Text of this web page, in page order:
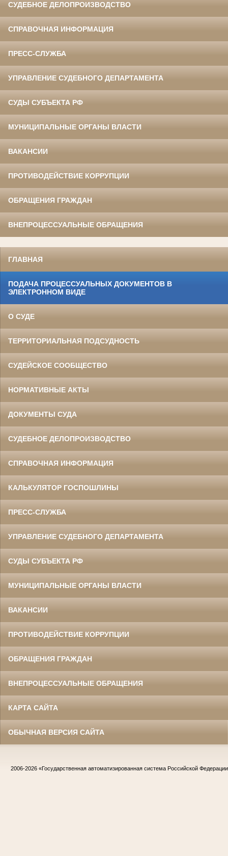
СУДЕБНОЕ ДЕЛОПРОИЗВОДСТВО
СПРАВОЧНАЯ ИНФОРМАЦИЯ
ПРЕСС-СЛУЖБА
УПРАВЛЕНИЕ СУДЕБНОГО ДЕПАРТАМЕНТА
СУДЫ СУБЪЕКТА РФ
МУНИЦИПАЛЬНЫЕ ОРГАНЫ ВЛАСТИ
ВАКАНСИИ
ПРОТИВОДЕЙСТВИЕ КОРРУПЦИИ
ОБРАЩЕНИЯ ГРАЖДАН
ВНЕПРОЦЕССУАЛЬНЫЕ ОБРАЩЕНИЯ
ГЛАВНАЯ
ПОДАЧА ПРОЦЕССУАЛЬНЫХ ДОКУМЕНТОВ В
ЭЛЕКТРОННОМ ВИДЕ
О СУДЕ
ТЕРРИТОРИАЛЬНАЯ ПОДСУДНОСТЬ
СУДЕЙСКОЕ СООБЩЕСТВО
НОРМАТИВНЫЕ АКТЫ
ДОКУМЕНТЫ СУДА
СУДЕБНОЕ ДЕЛОПРОИЗВОДСТВО
СПРАВОЧНАЯ ИНФОРМАЦИЯ
КАЛЬКУЛЯТОР ГОСПОШЛИНЫ
ПРЕСС-СЛУЖБА
УПРАВЛЕНИЕ СУДЕБНОГО ДЕПАРТАМЕНТА
СУДЫ СУБЪЕКТА РФ
МУНИЦИПАЛЬНЫЕ ОРГАНЫ ВЛАСТИ
ВАКАНСИИ
ПРОТИВОДЕЙСТВИЕ КОРРУПЦИИ
ОБРАЩЕНИЯ ГРАЖДАН
ВНЕПРОЦЕССУАЛЬНЫЕ ОБРАЩЕНИЯ
КАРТА САЙТА
ОБЫЧНАЯ ВЕРСИЯ САЙТА
2006-2026 «Государственная автоматизированная система Российской